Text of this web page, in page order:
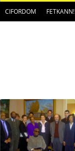
CIFORDOM FETKANN!